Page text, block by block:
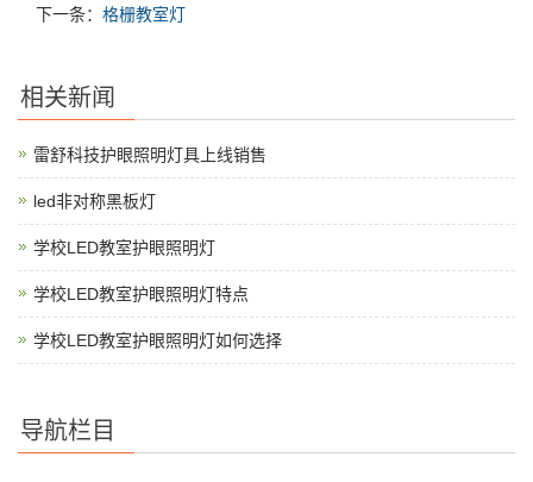
下一条： 格栅教室灯
相关新闻
雷舒科技护眼照明灯具上线销售
led非对称黑板灯
学校LED教室护眼照明灯
学校LED教室护眼照明灯特点
学校LED教室护眼照明灯如何选择
导航栏目